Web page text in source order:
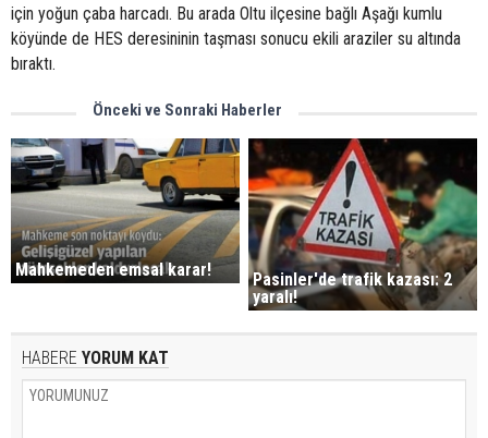
için yoğun çaba harcadı. Bu arada Oltu ilçesine bağlı Aşağı kumlu
köyünde de HES deresininin taşması sonucu ekili araziler su altında
bıraktı.
Önceki ve Sonraki Haberler
Mahkemeden emsal karar!
Pasinler'de trafik kazası: 2
yaralı!
HABERE YORUM KAT